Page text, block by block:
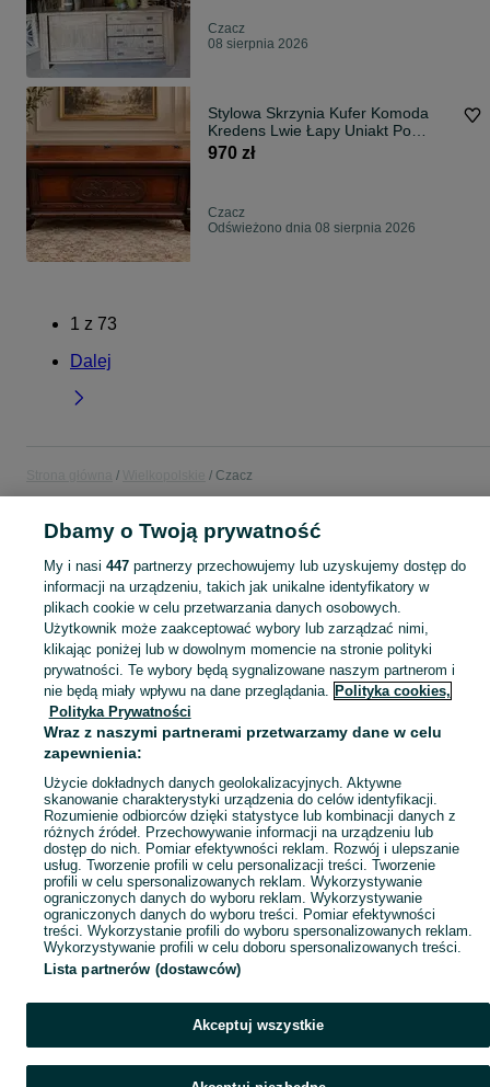
Czacz
08 sierpnia 2026
Stylowa Skrzynia Kufer Komoda
Kredens Lwie Łapy Uniakt Po
Renowacji
970 zł
Czacz
Odświeżono dnia 08 sierpnia 2026
1 z 73
Dalej
Czacz
KATEGORIA
Popularne wyszukiwania
215 50 17 komoda 195 65 15 junak 125 tylna os berlingo
c3 aircross reling ławy antyczne skrzynia drewniana
Zobacz Więcej
Skorzystaj z największego serwisu ogłoszeniowego - Czacz i okolice! Kupuj to, czego pragniesz i sprzedawaj to, czego już nie potrzebujesz! Zobacz
Mapa kategorii
Mapa miejscowości
Mapa ministron
Popularne wyszukiwania
Dbamy o Twoją prywatność
My i nasi 447partnerzy przechowujemy lub uzyskujemy dostęp do
informacji na urządzeniu, takich jak unikalne identyfikatory w
plikach cookie w celu przetwarzania danych osobowych.
Użytkownik może zaakceptować wybory lub zarządzać nimi,
klikając poniżej lub w dowolnym momencie na stronie polityki
prywatności. Te wybory będą sygnalizowane naszym partnerom i
nie będą miały wpływu na dane przeglądania. Polityka cookies,
Polityka Prywatności
Wraz z naszymi partnerami przetwarzamy dane w celu
zapewnienia:
Użycie dokładnych danych geolokalizacyjnych. Aktywne
skanowanie charakterystyki urządzenia do celów identyfikacji.
Rozumienie odbiorców dzięki statystyce lub kombinacji danych z
różnych źródeł. Przechowywanie informacji na urządzeniu lub
dostęp do nich. Pomiar efektywności reklam. Rozwój i ulepszanie
usług. Tworzenie profili w celu personalizacji treści. Tworzenie
profili w celu spersonalizowanych reklam. Wykorzystywanie
ograniczonych danych do wyboru reklam. Wykorzystywanie
ograniczonych danych do wyboru treści. Pomiar efektywności
treści. Wykorzystanie profili do wyboru spersonalizowanych reklam.
Wykorzystywanie profili w celu doboru spersonalizowanych treści.
Lista partnerów (dostawców)
Akceptuj wszystkie